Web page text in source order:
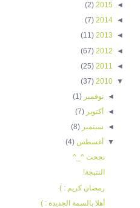
◄
2015
(2)
◄
2014
(7)
◄
2013
(11)
◄
2012
(67)
◄
2011
(25)
▼
2010
(37)
◄ نوفمبر (1)
◄
أكتوبر (7)
◄ سبتمبر (8)
▼
أغسطس (4)
نجحت ^_^
النتيجة!
رمضان كريم : )
أهلا بالسمة الجديدة : )